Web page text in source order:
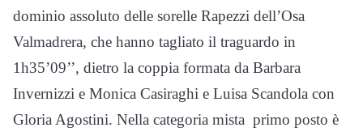
dominio assoluto delle sorelle Rapezzi dell’Osa
Valmadrera, che hanno tagliato il traguardo in
1h35’09’’, dietro la coppia formata da Barbara
Invernizzi e Monica Casiraghi e Luisa Scandola con
Gloria Agostini. Nella categoria mista primo posto è